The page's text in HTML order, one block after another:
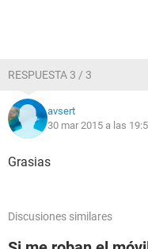
RESPUESTA 3 / 3
avsert
30 mar 2015 a las
Grasias
Discusiones similares